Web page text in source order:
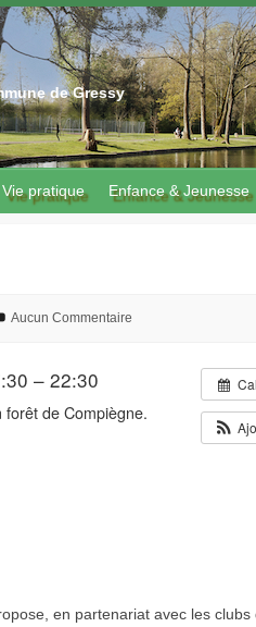
de Gressy
Vie pratique Enfance & Jeunesse
Aucun Commentaire
– 22:30
de Compiègne.
en partenariat avec les